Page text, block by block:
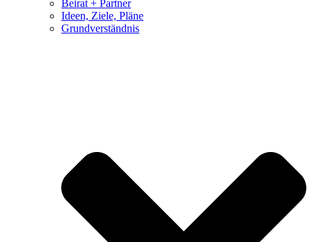
Beirat + Partner
Ideen, Ziele, Pläne
Grundverständnis